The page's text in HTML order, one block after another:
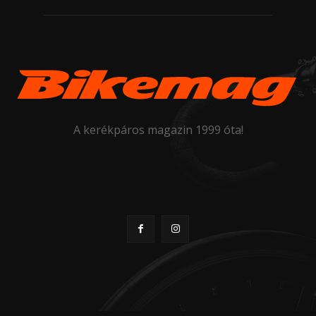
A kerékpáros magazin 1999 óta!